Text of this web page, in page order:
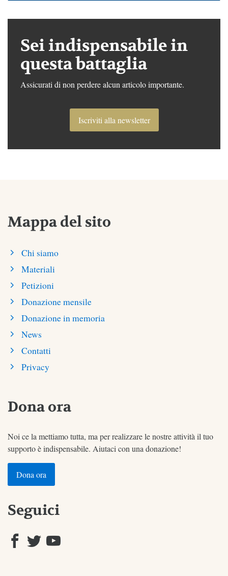
Sei indispensabile in
questa battaglia
Assicurati di non perdere alcun articolo importante.
Iscriviti alla newsletter
Mappa del sito
Chi siamo
Materiali
Petizioni
Donazione mensile
Donazione in memoria
News
Contatti
Privacy
Dona ora
Noi ce la mettiamo tutta, ma per realizzare le nostre attività il tuo
supporto è indispensabile. Aiutaci con una donazione!
Dona ora
Seguici